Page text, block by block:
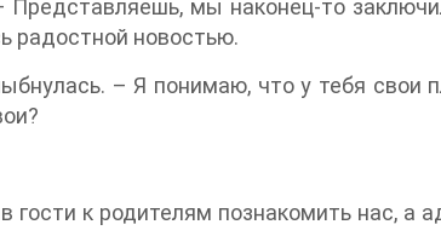
мы наконец-то
радостной новостью.
– Я понимаю, что у тебя свои
к родителям познакомить нас, а